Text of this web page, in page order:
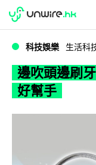
WWDC 2026
科技娛樂 生活科
邊吹頭邊刷
好幫手